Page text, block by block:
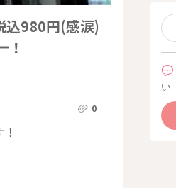
込980円(感涙)
！
0
い